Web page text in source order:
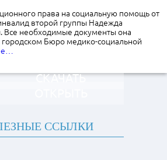
права на социальную помощь от
второй группы Надежда
Все необходимые документы она
Бюро медико-социальной
СКАЧАТЬ
ССЫЛКИ